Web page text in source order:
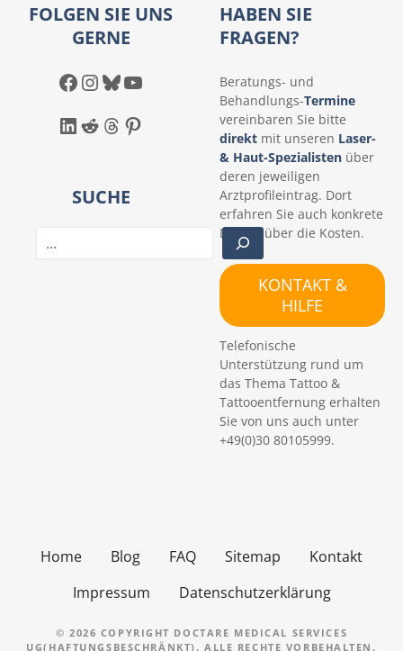
FOLGEN SIE UNS
GERNE
Facebook InstagramBluesky YouTube
LinkedIn Reddit Threads Pinterest
SUCHE
HABEN SIE
FRAGEN?
Beratungs- und
Behandlungs-Termine
vereinbaren Sie bitte
direkt mit unseren Laser-
& Haut-Spezialisten über
deren jeweiligen
Arztprofileintrag. Dort
erfahren Sie auch konkrete
Details über die Kosten.
KONTAKT &
HILFE
Telefonische
Unterstützung rund um
das Thema Tattoo &
Tattooentfernung erhalten
Sie von uns auch unter
+49(0)30 80105999.
Home Blog FAQ Sitemap
Kontakt
Impressum
Datenschutzerklärung
© 2026 COPYRIGHT DOCTARE MEDICAL SERVICES
UG(HAFTUNGSBESCHRÄNKT). ALLE RECHTE VORBEHALTEN.